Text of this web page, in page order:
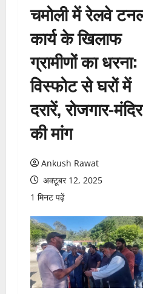
चमोली में रेलवे
कार्य के खिलाफ
ग्रामीणों का धरना:
विस्फोट से घरों में
दरारें, रोजगार-मंदिर
की मांग
Ankush Rawat
अक्टूबर 12, 2025
1 मिनट पढ़ें